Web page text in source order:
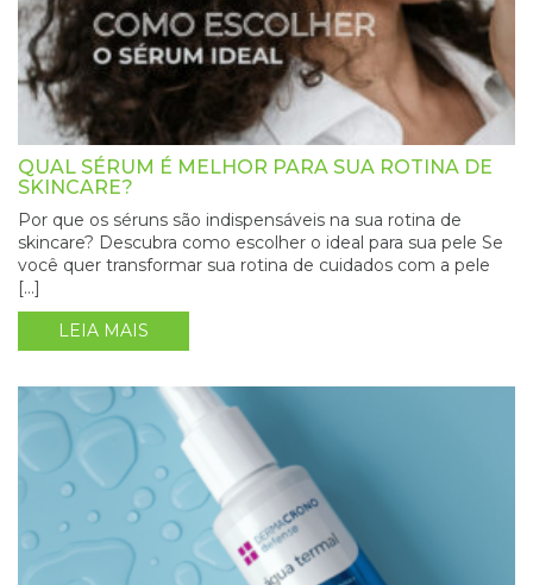
QUAL SÉRUM É MELHOR PARA SUA ROTINA DE
SKINCARE?
Por que os séruns são indispensáveis na sua rotina de
skincare? Descubra como escolher o ideal para sua pele Se
você quer transformar sua rotina de cuidados com a pele
[…]
LEIA MAIS